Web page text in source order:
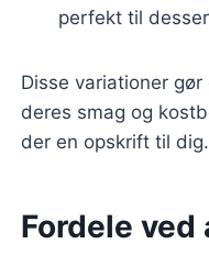
perfekt til
Disse variationer
deres smag og
der en opskrift til dig.
Fordele